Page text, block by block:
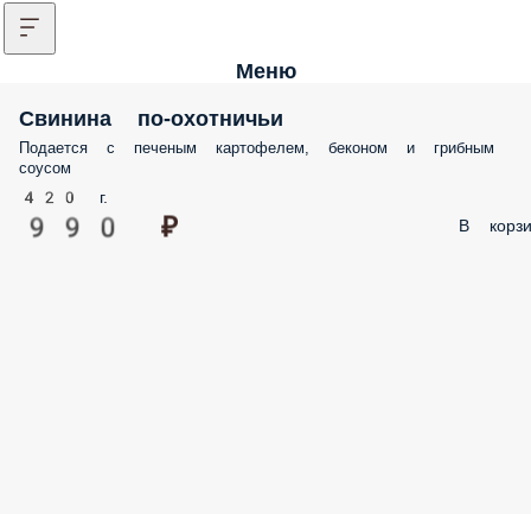
Меню
Свинина по-охотничьи
Подается с печеным картофелем, беконом и грибным
соусом
420 г.
990 ₽ В